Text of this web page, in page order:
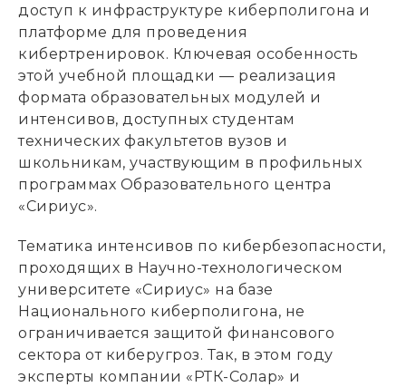
доступ к инфраструктуре киберполигона и
платформе для проведения
кибертренировок. Ключевая особенность
этой учебной площадки — реализация
формата образовательных модулей и
интенсивов, доступных студентам
технических факультетов вузов и
школьникам, участвующим в профильных
программах Образовательного центра
«Сириус».
Тематика интенсивов по кибербезопасности,
проходящих в Научно-технологическом
университете «Сириус» на базе
Национального киберполигона, не
ограничивается защитой финансового
сектора от киберугроз. Так, в этом году
эксперты компании «РТК-Солар» и